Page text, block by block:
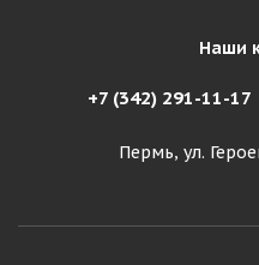
Наши
+7 (342) 291-11-17
Пермь, ул.